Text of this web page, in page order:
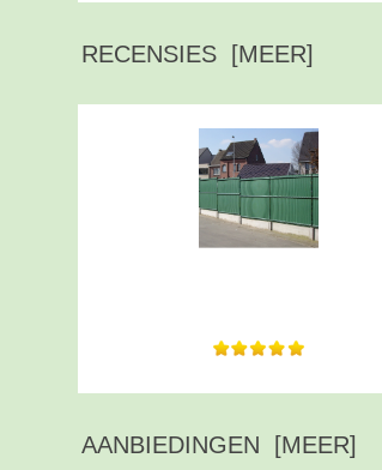
RECENSIES [MEER]
AANBIEDINGEN [MEER]